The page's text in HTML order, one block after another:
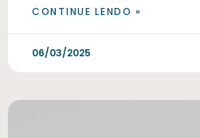
CONTINUE LENDO »
06/03/2025